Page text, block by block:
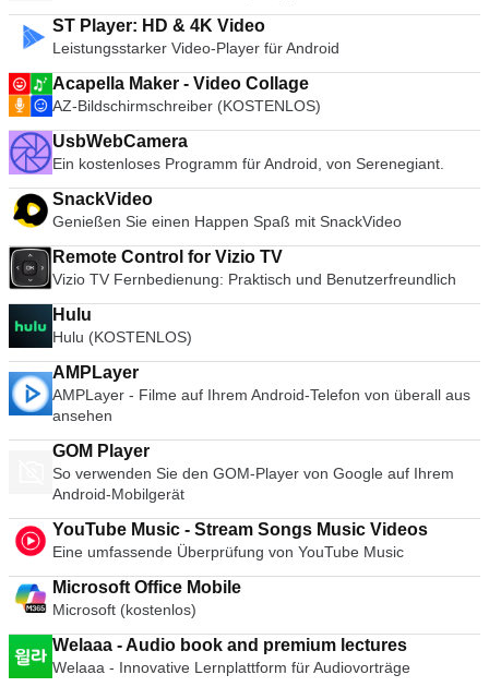
ST Player: HD & 4K Video
Leistungsstarker Video-Player für Android
Acapella Maker - Video Collage
AZ-Bildschirmschreiber (KOSTENLOS)
UsbWebCamera
Ein kostenloses Programm für Android, von Serenegiant.
SnackVideo
Genießen Sie einen Happen Spaß mit SnackVideo
Remote Control for Vizio TV
Vizio TV Fernbedienung: Praktisch und Benutzerfreundlich
Hulu
Hulu (KOSTENLOS)
AMPLayer
AMPLayer - Filme auf Ihrem Android-Telefon von überall aus
ansehen
GOM Player
So verwenden Sie den GOM-Player von Google auf Ihrem
Android-Mobilgerät
YouTube Music - Stream Songs Music Videos
Eine umfassende Überprüfung von YouTube Music
Microsoft Office Mobile
Microsoft (kostenlos)
Welaaa - Audio book and premium lectures
Welaaa - Innovative Lernplattform für Audiovorträge